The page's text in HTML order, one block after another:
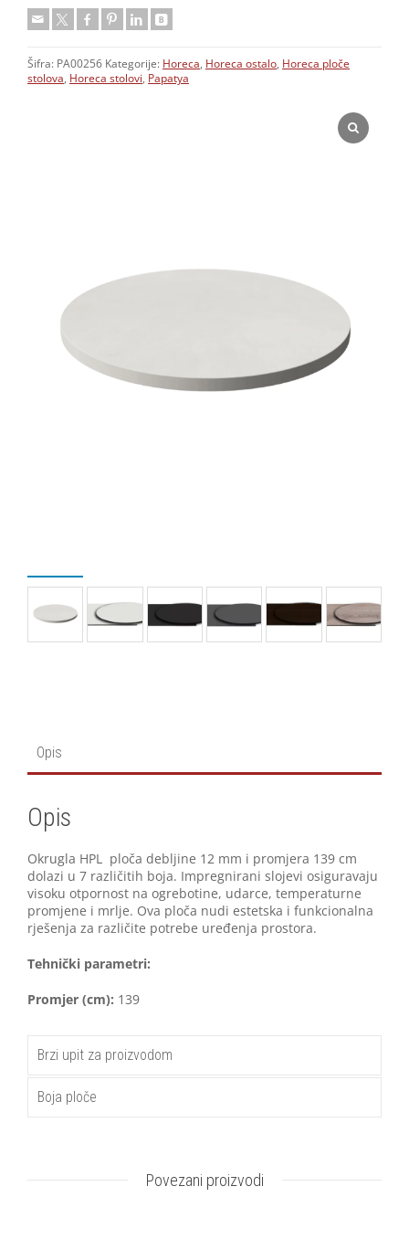
Šifra: PA00256 Kategorije: Horeca Horeca ostalo Horeca ploče
stolova Horeca stolovi Papatya
Opis
Opis
Okrugla HPL ploča debljine 12 mm i promjera 139 cm
dolazi u 7 različitih boja. Impregnirani slojevi osiguravaju
visoku otpornost na ogrebotine, udarce, temperaturne
promjene i mrlje. Ova ploča nudi estetska i funkcionalna
rješenja za različite potrebe uređenja prostora.
Tehnički parametri:
Promjer (cm): 139
Brzi upit za proizvodom
Boja ploče
Povezani proizvodi